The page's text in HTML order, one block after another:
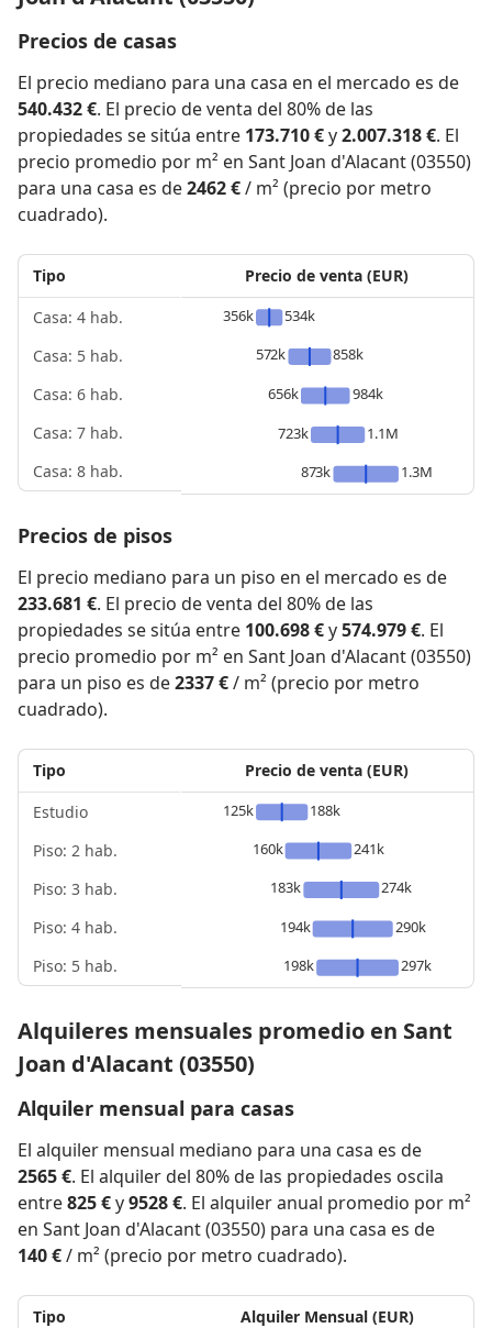
Precios de casas
El precio mediano para una casa en el mercado es de
540.432 €. El precio de venta del 80% de las
propiedades se sitúa entre 173.710 €y2.007.318 €. El
precio promedio por m² en Sant Joan d'Alacant (03550)
para una casa es de2462 €/ m² (precio por metro
cuadrado).
Tipo
Casa: 4 hab.
Casa: 5 hab.
Casa: 6 hab.
Casa: 7 hab.
Casa: 8 hab.
Precio de venta (EUR)
356k
534k
572k
858k
656k
984k
723k
1.1M
873k
1.3M
Precios de pisos
El precio mediano para un piso en el mercado es de
233.681 €. El precio de venta del 80% de las
propiedades se sitúa entre 100.698 €y574.979 €. El
precio promedio por m² en Sant Joan d'Alacant (03550)
para un piso es de2337 €/ m² (precio por metro
cuadrado).
Tipo
Estudio
Piso: 2 hab.
Piso: 3 hab.
Piso: 4 hab.
Piso: 5 hab.
Precio de venta (EUR)
125k
188k
160k
241k
183k
274k
194k
290k
198k
297k
Alquileres mensuales promedio en Sant
Joan d'Alacant (03550)
Alquiler mensual para casas
El alquiler mensual mediano para una casa es de
2565 €. El alquiler del 80% de las propiedades oscila
entre825 €y9528 €. El alquiler anual promedio por m²
en Sant Joan d'Alacant (03550) para una casa es de
140 €/ m² (precio por metro cuadrado).
Tipo
Alquiler Mensual (EUR)